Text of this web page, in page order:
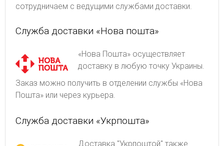
сотрудничаем с ведущими службами доставки.
Служба доставки «Нова пошта»
«Нова Пошта» осуществляет
доставку в любую точку Украины.
Заказ можно получить в отделении службы «Нова
Пошта» или через курьера.
Служба доставки «Укрпошта»
Доставка "Укрпоштой" также